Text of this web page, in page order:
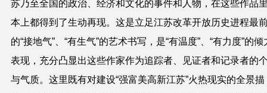
苏乃至全国的政治、经济和文化的事件和人物，在这些作品
本上都得到了生动再现。这是立足江苏改革开放历史进程最
的“接地气”、“有生气”的艺术书写，是“有温度”、“有力度”的倾
表现，充分凸显出这些作家作为追踪者、见证者和记录者的
与气质。这里既有对建设“强富美高新江苏”火热现实的全景描